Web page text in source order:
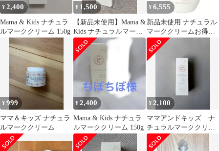
¥2,400
Mama & Kids ナチュラ
ルマーククリーム 150g
¥ 1,500
【新品未使用】Mama &
Kids ナチュラルマーク
クリーム 150g
¥ 6,555
新品未使用 ナチュラル
マーククリームお得用
サイズ 470g
¥999
ママ＆キッズ ナチュラ
ルマーククリーム
¥2,400
Mama & Kids ナチュラ
ルマーククリーム 150g
¥ 2,100
ママアンドキッズ ナ
チュラルマーククリー
ム 150g